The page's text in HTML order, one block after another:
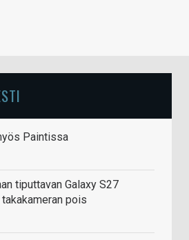
Paintissa
tiputtavan Galaxy S27
pois